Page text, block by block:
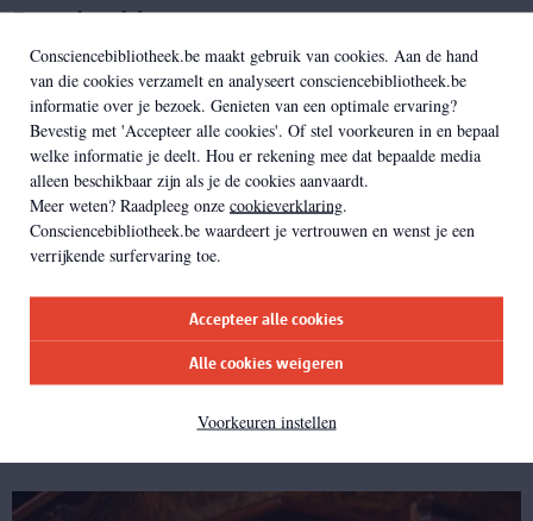
Consciencebibliotheek.be maakt gebruik van cookies. Aan de hand
van die cookies verzamelt en analyseert consciencebibliotheek.be
informatie over je bezoek. Genieten van een optimale ervaring?
Bevestig met 'Accepteer alle cookies'. Of stel voorkeuren in en bepaal
welke informatie je deelt. Hou er rekening mee dat bepaalde media
alleen beschikbaar zijn als je de cookies aanvaardt.
Meer weten? Raadpleeg onze cookieverklaring.
Consciencebibliotheek.be waardeert je vertrouwen en wenst je een
verrijkende surfervaring toe.
Accepteer alle cookies
Alle cookies weigeren
Voorkeuren instellen
Borstbeelden
De Egyptische dodenpapyrus